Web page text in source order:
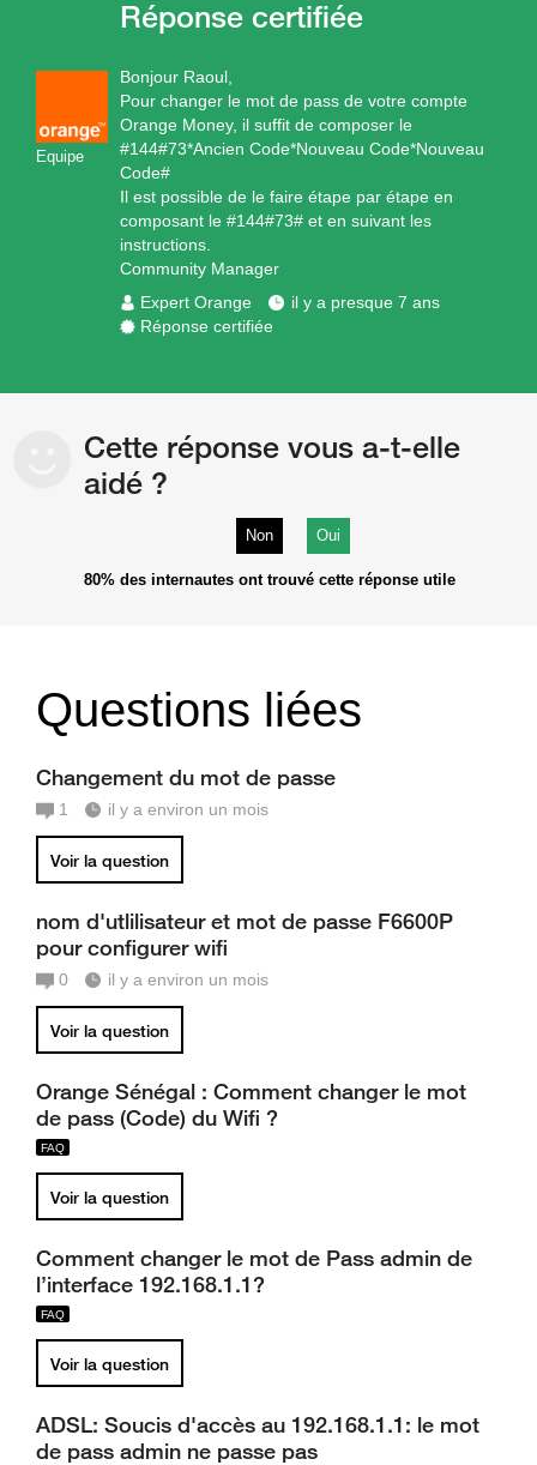
Equipe
Bonjour Raoul,
Pour changer le mot de pass de votre compte
Orange Money, il suffit de composer le
#144#73*Ancien Code*Nouveau Code*Nouveau
Code#
Il est possible de le faire étape par étape en
composant le #144#73# et en suivant les
instructions.
Community Manager
Expert Orange
il y a presque 7 ans
Réponse certifiée
Cette réponse vous a-t-elle
aidé ?
Non Oui
80% des internautes ont trouvé cette réponse utile
Questions liées
Changement du mot de passe
1 il y a environ un mois
Voir la question
nom d'utlilisateur et mot de passe F6600P
pour configurer wifi
0 il y a environ un mois
Voir la question
Orange Sénégal : Comment changer le mot
de pass (Code) du Wifi ?
Voir la question
Comment changer le mot de Pass admin de
l’interface 192.168.1.1?
Voir la question
ADSL: Soucis d'accès au 192.168.1.1: le mot
de pass admin ne passe pas